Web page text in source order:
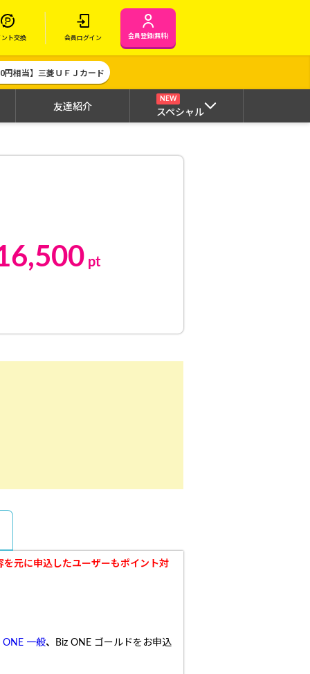
ント交換 会員ログイン 会員登録(無料)
円相当】三菱ＵＦＪカード
友達紹介
NEW
スペシャル
pt
元に申込したユーザーもポイント対
ONE 一般、 Biz ONE ゴールドをお申込